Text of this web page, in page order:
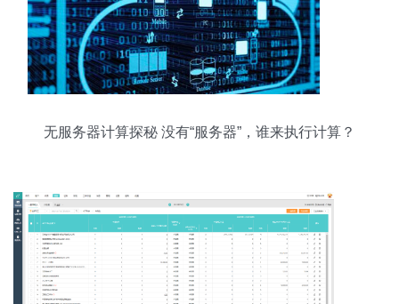
无服务器计算探秘 没有“服务器”，谁来执行计算？